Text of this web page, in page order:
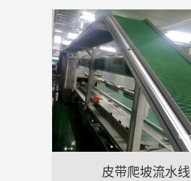
皮带爬坡流水线